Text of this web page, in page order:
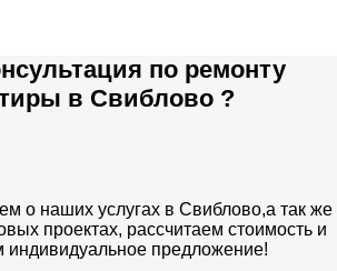
по ремонту
в Свиблово ?
о наших услугах в Свиблово,а так же
проектах, рассчитаем стоимость и
индивидуальное предложение!